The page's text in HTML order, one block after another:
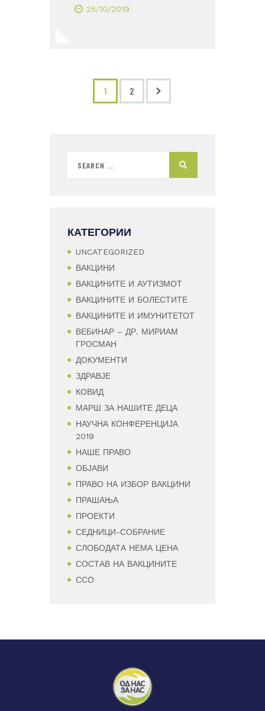
25/10/2019
1 2
КАТЕГОРИИ
UNCATEGORIZED
ВАКЦИНИ
ВАКЦИНИТЕ И АУТИЗМОТ
ВАКЦИНИТЕ И БОЛЕСТИТЕ
ВАКЦИНИТЕ И ИМУНИТЕТОТ
ВЕБИНАР – ДР. МИРИАМ
ГРОСМАН
ДОКУМЕНТИ
ЗДРАВЈЕ
КОВИД
МАРШ ЗА НАШИТЕ ДЕЦА
НАУЧНА КОНФЕРЕНЦИЈА
2019
НАШЕ ПРАВО
ОБЈАВИ
ПРАВО НА ИЗБОР ВАКЦИНИ
ПРАШАЊА
ПРОЕКТИ
СЕДНИЦИ-СОБРАНИЕ
СЛОБОДАТА НЕМА ЦЕНА
СОСТАВ НА ВАКЦИНИТЕ
ССО